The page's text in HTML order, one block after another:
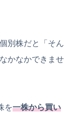
別株だと「そん
かなかできませ
を一株から買い